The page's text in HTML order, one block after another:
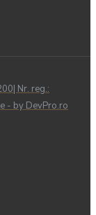
Nr. reg.:
- by DevPro.ro